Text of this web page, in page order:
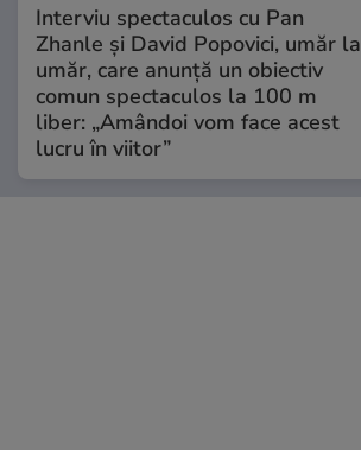
Interviu spectaculos cu Pan
Zhanle și David Popovici, umăr la
umăr, care anunță un obiectiv
comun spectaculos la 100 m
liber: „Amândoi vom face acest
lucru în viitor”